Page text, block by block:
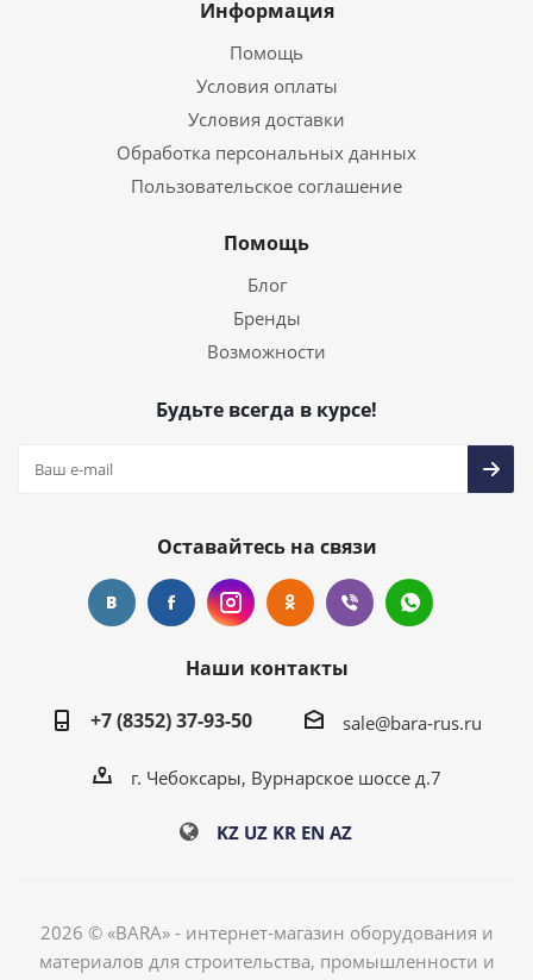
Информация
Помощь
Условия оплаты
Условия доставки
Обработка персональных данных
Пользовательское соглашение
Помощь
Блог
Бренды
Возможности
Будьте всегда в курсе!
Оставайтесь на связи
Наши контакты
+7 (8352) 37-93-50
sale@bara-rus.ru
г. Чебоксары, Вурнарское шоссе д.7
KZ UZ KR EN AZ
2026 © «BARA» - интернет-магазин оборудования и
материалов для строительства, промышленности и